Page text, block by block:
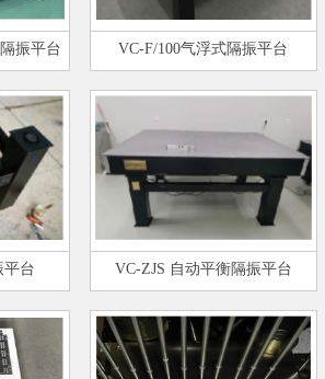
振平台 VC-F/100气浮式隔振平台
平台 VC-ZJS 自动平衡隔振平台